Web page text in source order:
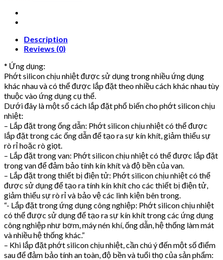
Description
Reviews (0)
* Ứng dụng:
Phớt silicon chịu nhiệt được sử dụng trong nhiều ứng dụng
khác nhau và có thể được lắp đặt theo nhiều cách khác nhau tùy
thuộc vào ứng dụng cụ thể.
Dưới đây là một số cách lắp đặt phổ biến cho phớt silicon chịu
nhiệt:
– Lắp đặt trong ống dẫn: Phớt silicon chịu nhiệt có thể được
lắp đặt trong các ống dẫn để tạo ra sự kín khít, giảm thiểu sự
rò rỉ hoặc rò giọt.
– Lắp đặt trong van: Phớt silicon chịu nhiệt có thể được lắp đặt
trong van để đảm bảo tính kín khít và độ bền của van.
– Lắp đặt trong thiết bị điện tử: Phớt silicon chịu nhiệt có thể
được sử dụng để tạo ra tính kín khít cho các thiết bị điện tử,
giảm thiểu sự rò rỉ và bảo vệ các linh kiện bên trong.
“- Lắp đặt trong ứng dụng công nghiệp: Phớt silicon chịu nhiệt
có thể được sử dụng để tạo ra sự kín khít trong các ứng dụng
công nghiệp như bơm, máy nén khí, ống dẫn, hệ thống làm mát
và nhiều hệ thống khác.”
– Khi lắp đặt phớt silicon chịu nhiệt, cần chú ý đến một số điểm
sau để đảm bảo tính an toàn, độ bền và tuổi thọ của sản phẩm: